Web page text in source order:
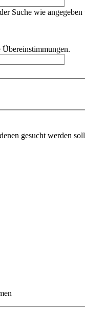
Suche wie angegeben
gesucht werden